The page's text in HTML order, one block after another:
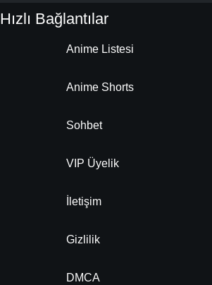
Hızlı Bağlantılar
Anime Listesi
Anime Shorts
Sohbet
VIP Üyelik
İletişim
Gizlilik
DMCA